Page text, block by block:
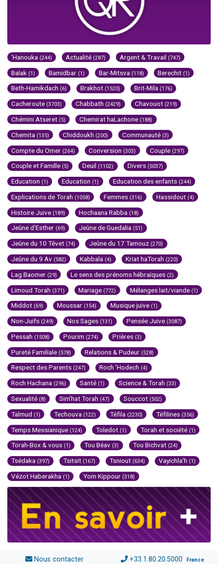
'Hanouka (244) Actualité (287) Argent & Travail (747)
Balak (1) Bamidbar (1) Bar-Mitsva (118) Berechit (1)
Beth-Hamikdach (6) Brakhot (1520) Brit-Mila (176)
Cacheroute (3703) Chabbath (2429) Chavouot (219)
Chémini Atseret (5) Chemirat haLachone (188)
Chemita (135) Chiddoukh (200) Communauté (3)
Compte du Omer (264) Conversion (303) Couple (297)
Couple et Famille (5) Deuil (1102) Divers (5037)
Education (1) Education (1) Education des enfants (244)
Explications de Torah (1058) Femmes (316) Hassidout (4)
Histoire Juive (189) Hochaana Rabba (18)
Jeûne d'Esther (69) Jeûne de Guedalia (51)
Jeûne du 10 Tévet (74) Jeûne du 17 Tamouz (270)
Jeûne du 9 Av (582) Kabbala (4) Kriat haTorah (220)
Lag Baomer (29) Le sens des prénoms hébraïques (2)
Limoud Torah (371) Mariage (772) Mélanges lait/viande (1)
Middot (69) Moussar (154) Musique juive (1)
Non-Juifs (249) Nos Sages (131) Pensée Juive (3087)
Pessah (1508) Pourim (274) Prières (3)
Pureté Familiale (578) Relations & Pudeur (528)
Respect des Parents (247) Roch 'Hodech (4)
Roch Hachana (296) Santé (1) Science & Torah (33)
Sexualité (8) Sim'hat Torah (47) Souccot (502)
Talmud (1) Techouva (122) Téfila (2230) Téfilines (356)
Temps Messianique (124) Toledot (1) Torah et société (1)
Torah-Box & vous (1) Tou Béav (3) Tou Bichvat (24)
Tsédaka (397) Tsitsit (167) Tsniout (634) Vayichla'h (1)
Vézot Haberakha (1) Yom Kippour (318)
Nous contacter +33.1.80.20.5000 France